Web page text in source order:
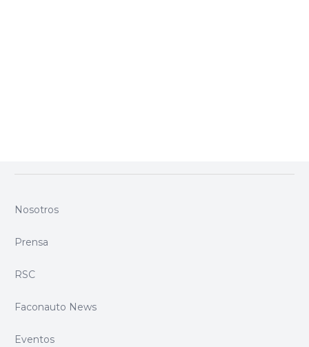
Nosotros
Prensa
RSC
Faconauto News
Eventos